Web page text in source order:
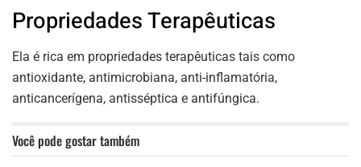
Propriedades Terapêuticas
Ela é rica em propriedades terapêuticas tais como
antioxidante, antimicrobiana, anti-inflamatória,
anticancerígena, antisséptica e antifúngica.
Você pode gostar também